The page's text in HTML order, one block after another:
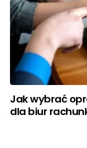
Jak wybrać
dla biur